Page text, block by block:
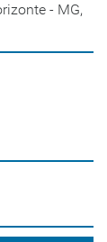
- MG,